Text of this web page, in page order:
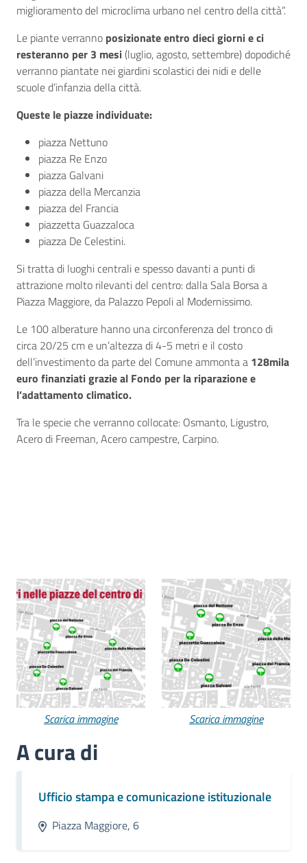
miglioramento del microclima urbano nel centro della città”.
Le piante verranno posizionate entro dieci giorni e ci
resteranno per 3 mesi (luglio, agosto, settembre) dopodiché
verranno piantate nei giardini scolastici dei nidi e delle
scuole d’infanzia della città.
Queste le piazze individuate:
piazza Nettuno
piazza Re Enzo
piazza Galvani
piazza della Mercanzia
piazza del Francia
piazzetta Guazzaloca
piazza De Celestini.
Si tratta di luoghi centrali e spesso davanti a punti di
attrazione molto rilevanti del centro: dalla Sala Borsa a
Piazza Maggiore, da Palazzo Pepoli al Modernissimo.
Le 100 alberature hanno una circonferenza del tronco di
circa 20/25 cm e un’altezza di 4-5 metri e il costo
dell’investimento da parte del Comune ammonta a 128mila
euro finanziati grazie al Fondo per la riparazione e
l’adattamento climatico.
Tra le specie che verranno collocate: Osmanto, Ligustro,
Acero di Freeman, Acero campestre, Carpino.
Scarica immagine Scarica immagine
A cura di
Ufficio stampa e comunicazione istituzionale
Piazza Maggiore, 6